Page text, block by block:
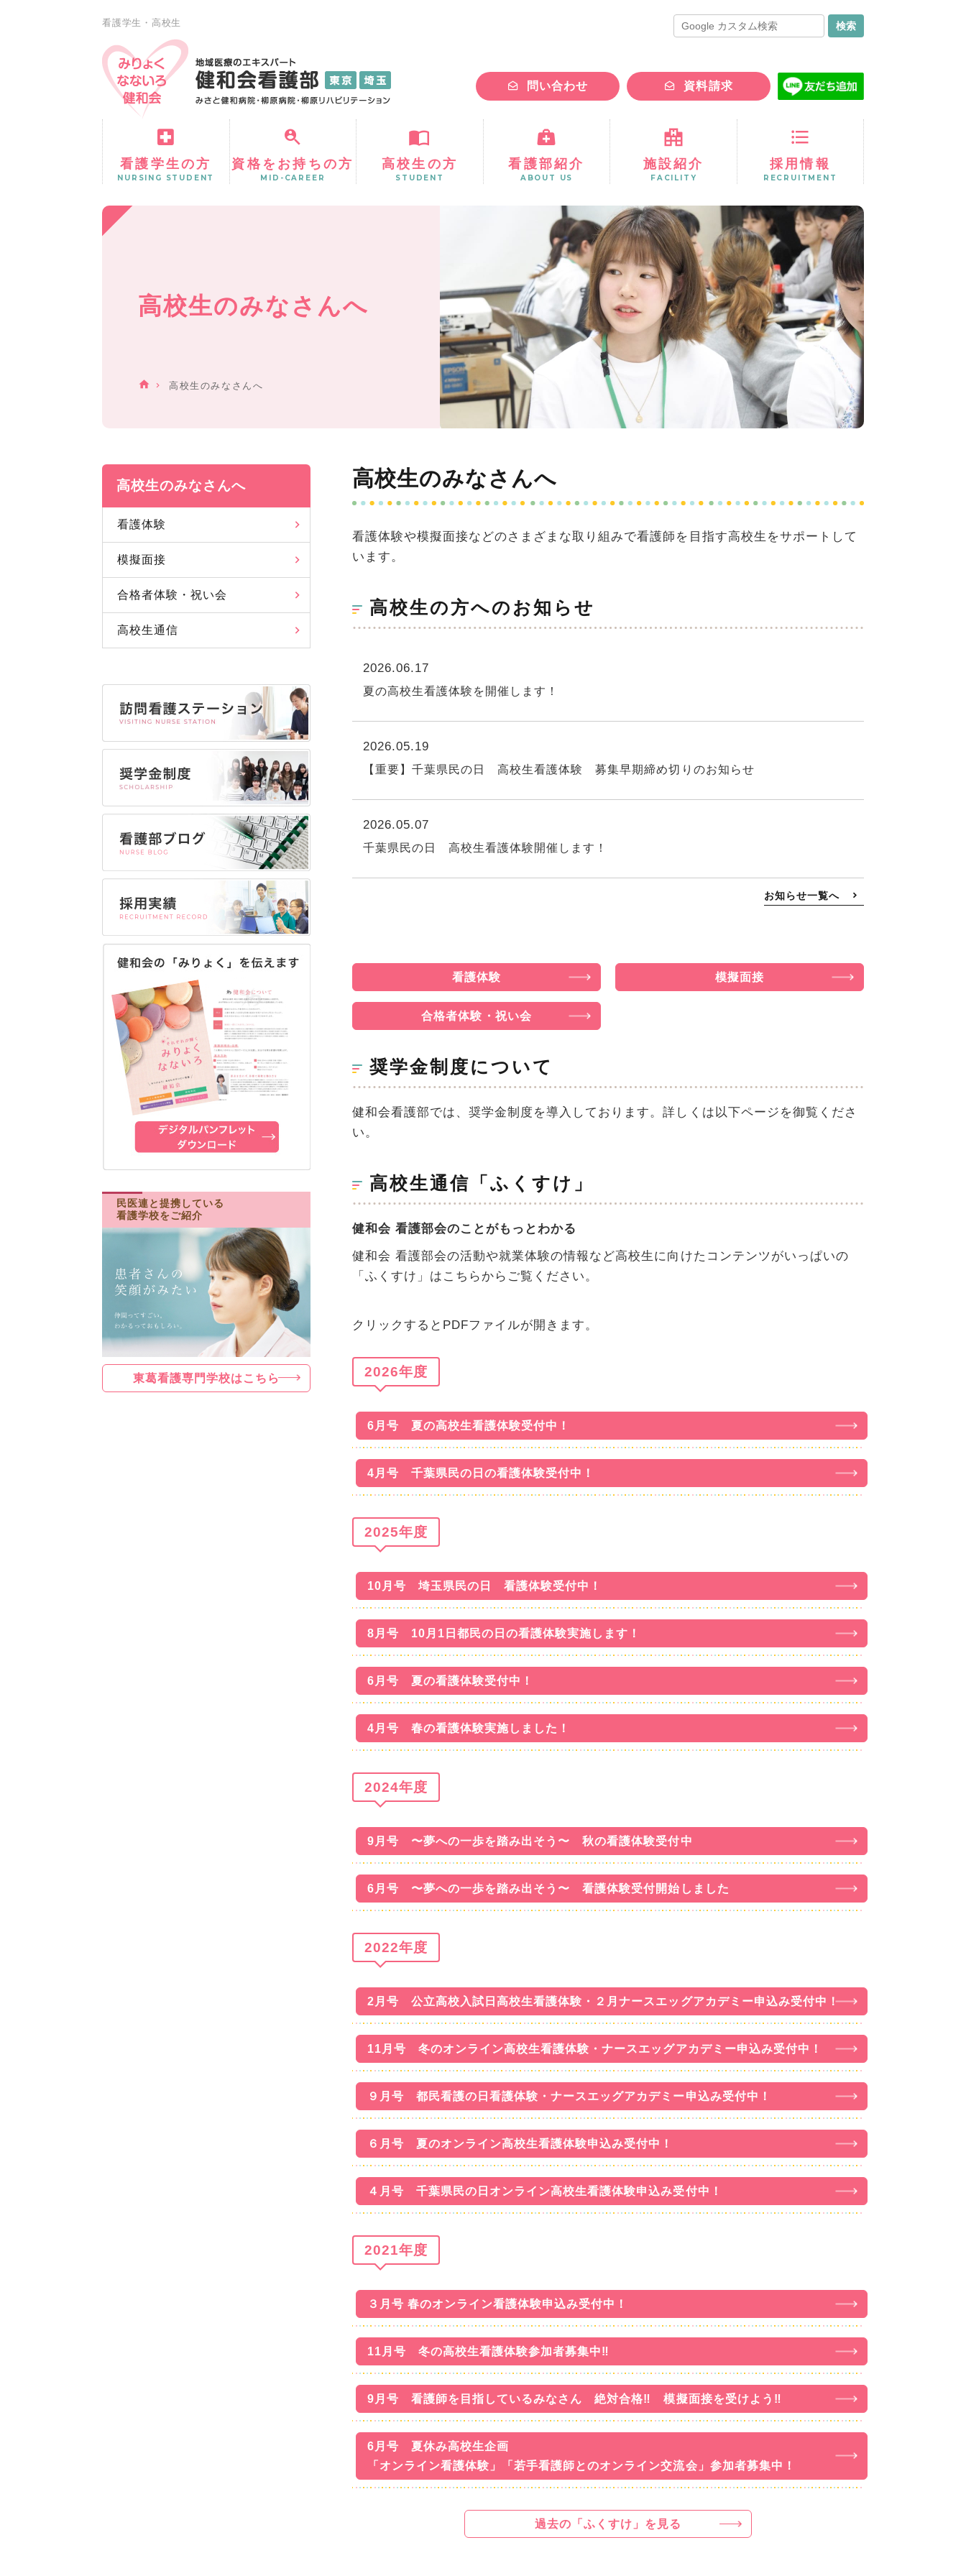
看護学生・高校生
問い合わせ 資料請求
看護学生の方
NURSING STUDENT
資格をお持ちの方
MID-CAREER
高校生の方
STUDENT
看護部紹介
ABOUT US
施設紹介
FACILITY
採用情報
RECRUITMENT
高校生のみなさんへ
高校生のみなさんへ
高校生のみなさんへ
看護体験や模擬面接などのさまざまな取り組みで看護師を目指す高校生をサポートして
います。
高校生の方へのお知らせ
2026.06.17
夏の高校生看護体験を開催します！
2026.05.19
【重要】千葉県民の日 高校生看護体験 募集早期締め切りのお知らせ
2026.05.07
千葉県民の日 高校生看護体験開催します！
お知らせ一覧へ
看護体験 模擬面接
合格者体験・祝い会
奨学金制度について
健和会看護部では、奨学金制度を導入しております。詳しくは以下ページを御覧くださ
い。
高校生通信「ふくすけ」
健和会 看護部会のことがもっとわかる
健和会 看護部会の活動や就業体験の情報など高校生に向けたコンテンツがいっぱいの
「ふくすけ」はこちらからご覧ください。
クリックするとPDFファイルが開きます。
2026年度
6月号 夏の高校生看護体験受付中！
4月号 千葉県民の日の看護体験受付中！
2025年度
10月号 埼玉県民の日 看護体験受付中！
8月号 10月1日都民の日の看護体験実施します！
6月号 夏の看護体験受付中！
4月号 春の看護体験実施しました！
2024年度
9月号 〜夢への一歩を踏み出そう〜 秋の看護体験受付中
6月号 〜夢への一歩を踏み出そう〜 看護体験受付開始しました
2022年度
2月号 公立高校入試日高校生看護体験・２月ナースエッグアカデミー申込み受付中！
11月号 冬のオンライン高校生看護体験・ナースエッグアカデミー申込み受付中！
９月号 都民看護の日看護体験・ナースエッグアカデミー申込み受付中！
６月号 夏のオンライン高校生看護体験申込み受付中！
４月号 千葉県民の日オンライン高校生看護体験申込み受付中！
2021年度
３月号 春のオンライン看護体験申込み受付中！
11月号 冬の高校生看護体験参加者募集中‼
9月号 看護師を目指しているみなさん 絶対合格‼ 模擬面接を受けよう‼
6月号 夏休み高校生企画
「オンライン看護体験」「若手看護師とのオンライン交流会」参加者募集中！
過去の「ふくすけ」を見る
高校生のみなさんへ
看護体験
模擬面接
合格者体験・祝い会
高校生通信
民医連と提携している
看護学校をご紹介
東葛看護専門学校はこちら